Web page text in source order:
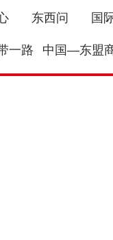
东西问 国
一路 中国—东盟